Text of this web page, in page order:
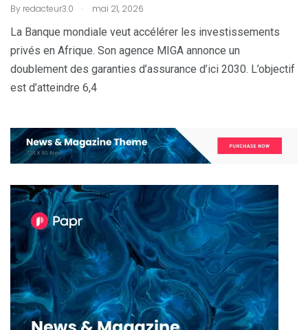
By redacteur3.0 . mai 21, 2026
La Banque mondiale veut accélérer les investissements
privés en Afrique. Son agence MIGA annonce un
doublement des garanties d’assurance d’ici 2030. L’objectif
est d’atteindre 6,4